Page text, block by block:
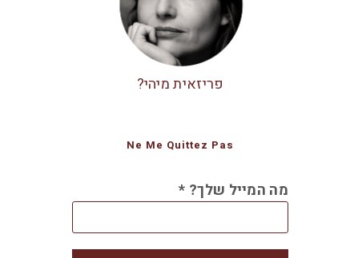
פריזאית מיהי?
Ne Me Quittez Pas
מה המייל שלך? *